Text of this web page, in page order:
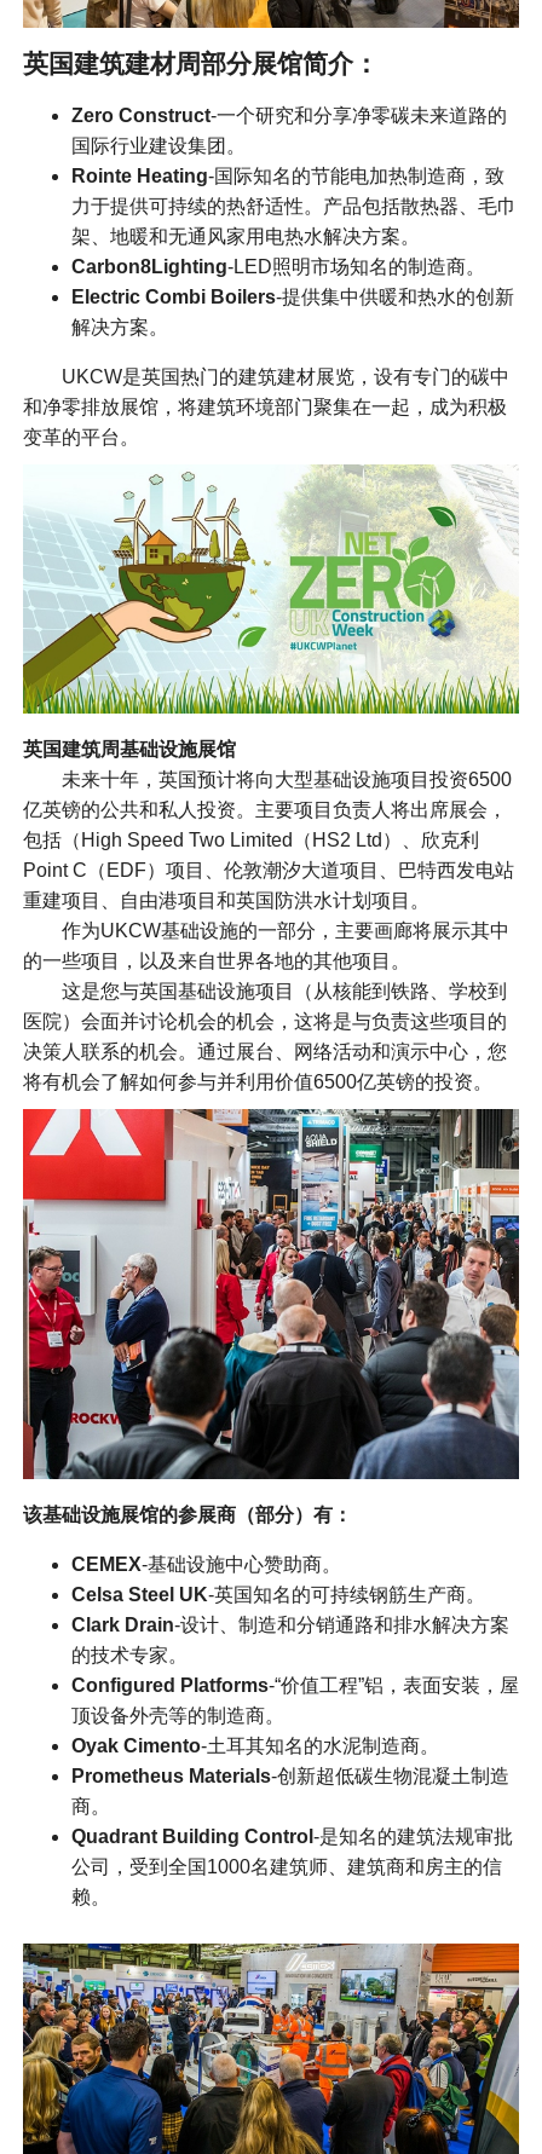
英国建筑建材周部分展馆简介：
Zero Construct-一个研究和分享净零碳未来道路的
国际行业建设集团。
Rointe Heating-国际知名的节能电加热制造商，致
力于提供可持续的热舒适性。产品包括散热器、毛巾
架、地暖和无通风家用电热水解决方案。
Carbon8Lighting-LED照明市场知名的制造商。
Electric Combi Boilers-提供集中供暖和热水的创新
解决方案。
UKCW是英国热门的建筑建材展览，设有专门的碳中
和净零排放展馆，将建筑环境部门聚集在一起，成为积极
变革的平台。
英国建筑周基础设施展馆
未来十年，英国预计将向大型基础设施项目投资6500
亿英镑的公共和私人投资。主要项目负责人将出席展会，
包括（High Speed Two Limited（HS2 Ltd）、欣克利
Point C（EDF）项目、伦敦潮汐大道项目、巴特西发电站
重建项目、自由港项目和英国防洪水计划项目。
作为UKCW基础设施的一部分，主要画廊将展示其中
的一些项目，以及来自世界各地的其他项目。
这是您与英国基础设施项目（从核能到铁路、学校到
医院）会面并讨论机会的机会，这将是与负责这些项目的
决策人联系的机会。通过展台、网络活动和演示中心，您
将有机会了解如何参与并利用价值6500亿英镑的投资。
该基础设施展馆的参展商（部分）有：
CEMEX-基础设施中心赞助商。
Celsa Steel UK-英国知名的可持续钢筋生产商。
Clark Drain-设计、制造和分销通路和排水解决方案
的技术专家。
Configured Platforms-“价值工程”铝，表面安装，屋
顶设备外壳等的制造商。
Oyak Cimento-土耳其知名的水泥制造商。
Prometheus Materials-创新超低碳生物混凝土制造
商。
Quadrant Building Control -是知名的建筑法规审批
公司，受到全国1000名建筑师、建筑商和房主的信
赖。